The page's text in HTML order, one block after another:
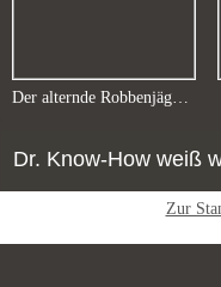
Dr. Know-How weiß
Zur